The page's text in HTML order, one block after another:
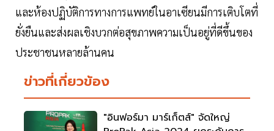
และห้องปฏิบัติการทางการแพทย์ในอาเซียนมีการเติบโตที่
ยั่งยืนและส่งผลเชิงบวกต่อสุขภาพความเป็นอยู่ที่ดีขึ้นของ
ประชาชนหลายล้านคน
ข่าวที่เกี่ยวข้อง
"อินฟอร์มา มาร์เก็ตส์" จัดใหญ่